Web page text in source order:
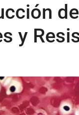
y